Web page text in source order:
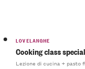
LOVELANGHE
Cooking class special
Lezione di cucina + pasto